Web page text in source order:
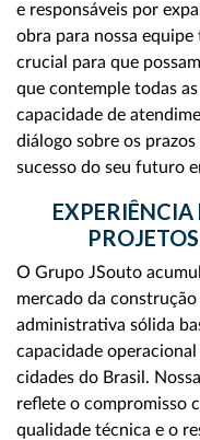
e responsáveis por
obra para nossa
crucial para que
que contemple todas
capacidade de
diálogo sobre os prazos
sucesso do seu futuro
O Grupo JSouto
mercado da
administrativa sólida
capacidade
cidades do Brasil.
reflete o compromisso
qualidade técnica e o